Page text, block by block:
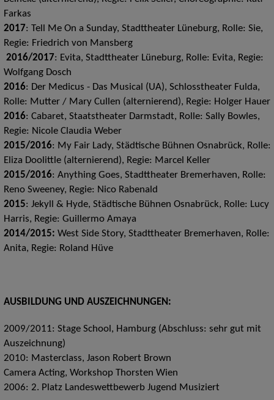
Farkas
2017: Tell Me On a Sunday, Stadttheater Lüneburg, Rolle: Sie,
Regie: Friedrich von Mansberg
2016/2017: Evita, Stadttheater Lüneburg, Rolle: Evita, Regie:
Wolfgang Dosch
2016: Der Medicus - Das Musical (UA), Schlosstheater Fulda,
Rolle: Mutter / Mary Cullen (alternierend), Regie: Holger Hauer
2016: Cabaret, Staatstheater Darmstadt, Rolle: Sally Bowles,
Regie: Nicole Claudia Weber
2015/2016: My Fair Lady, Städtische Bühnen Osnabrück, Rolle:
Eliza Doolittle (alternierend), Regie: Marcel Keller
2015/2016: Anything Goes, Stadttheater Bremerhaven, Rolle:
Reno Sweeney, Regie: Nico Rabenald
2015: Jekyll & Hyde, Städtische Bühnen Osnabrück, Rolle: Lucy
Harris, Regie: Guillermo Amaya
2014/2015: West Side Story, Stadttheater Bremerhaven, Rolle:
Anita, Regie: Roland Hüve
AUSBILDUNG UND AUSZEICHNUNGEN:
2009/2011: Stage School, Hamburg (Abschluss: sehr gut mit
Auszeichnung)
2010: Masterclass, Jason Robert Brown
Camera Acting, Workshop Thorsten Wien
2006: 2. Platz Landeswettbewerb Jugend Musiziert